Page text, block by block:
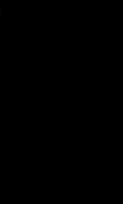
друзьям как